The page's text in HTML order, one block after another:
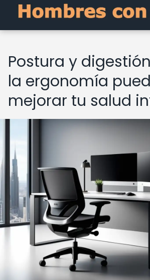
Postura y
la ergonomía
mejorar tu salud